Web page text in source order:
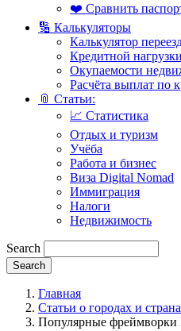
❤️ Сравнить
🔢 Калькуляторы
Калькулятор
Кредитной нагрузки
Окупаемости
Расчёта выплат по
📎 Статьи:
📈 Статистика
Отдых и туризм
Учёба
Работа и бизнес
Виза Digital Nomad
Иммиграция
Налоги
Недвижимость
Search
Главная
Статьи о городах и
Популярные фреймворки